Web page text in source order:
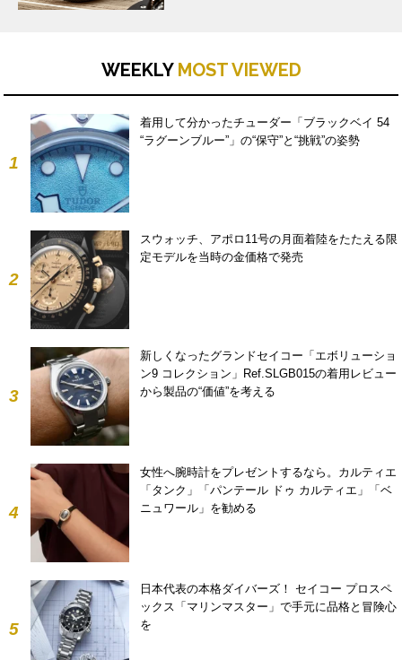
WEEKLY MOST VIEWED
1
着用して分かったチューダー「ブラックベイ 54
“ラグーンブルー”」の“保守”と“挑戦”の姿勢
2
スウォッチ、アポロ11号の月面着陸をたたえる限
定モデルを当時の金価格で発売
3
新しくなったグランドセイコー「エボリューショ
ン9 コレクション」Ref.SLGB015の着用レビュー
から製品の“価値”を考える
4
女性へ腕時計をプレゼントするなら。カルティエ
「タンク」「パンテール ドゥ カルティエ」「ベ
ニュワール」を勧める
5
日本代表の本格ダイバーズ！ セイコー プロスペ
ックス「マリンマスター」で手元に品格と冒険心
を